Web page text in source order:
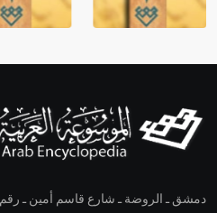
دمشق ـ الروضة ـ شارع قاسم أمين ـ رقم 39